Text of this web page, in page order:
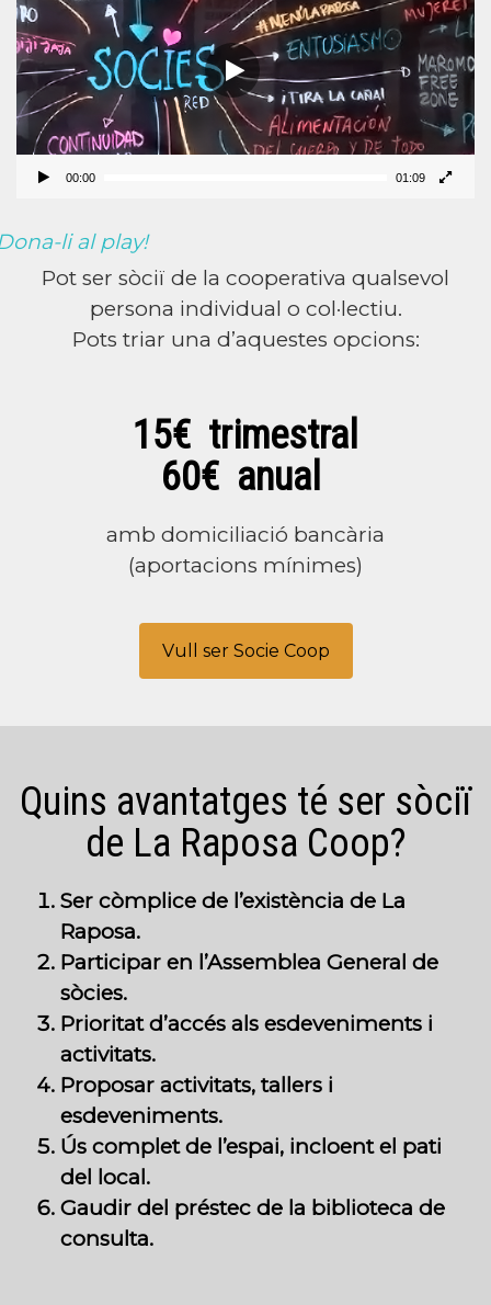
vídeo
00:00 01:09
li al play!
Pot ser sòciï de la cooperativa qualsevol
persona individual o col·lectiu.
Pots triar una d’aquestes opcions:
15€ trimestral
60€ anual
amb domiciliació bancària
(aportacions mínimes)
Vull ser Socie Coop
Quins avantatges té ser sòciï
de La Raposa Coop?
Ser còmplice de l’existència de La
Raposa.
Participar en l’Assemblea General de
sòcies.
Prioritat d’accés als esdeveniments i
activitats.
Proposar activitats, tallers i
esdeveniments.
Ús complet de l’espai, incloent el pati
del local.
Gaudir del préstec de la biblioteca de
consulta.